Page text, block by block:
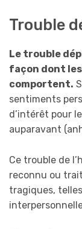
Trouble
Le trouble
façon dont
comportent.
sentiments
d’intérêt pour
auparavant
Ce trouble de
reconnu ou
tragiques,